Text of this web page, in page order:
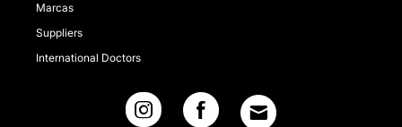
Marcas
Suppliers
International Doctors